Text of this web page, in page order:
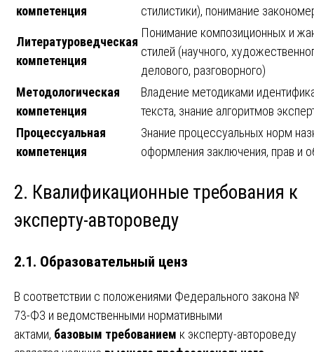
компетенция
стилистики), понимание
Литературоведческая
компетенция
Понимание композиционных и
стилей (научного,
делового, разговорного)
Методологическая
компетенция
Владение методиками
текста, знание алгоритмов
Процессуальная
компетенция
Знание процессуальных норм
оформления заключения, прав и
2. Квалификационные требования к
эксперту-автороведу
2.1. Образовательный ценз
В соответствии с положениями Федерального закона №
73-ФЗ и ведомственными нормативными
актами, базовым требованием к эксперту-автороведу